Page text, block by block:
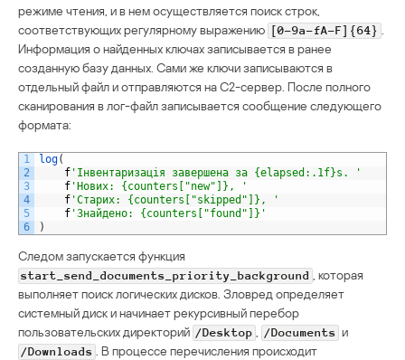
режиме чтения, и в нем осуществляется поиск строк,
соответствующих регулярному выражению
[0-9a-fA-F]{64}
Информация о найденных ключах записывается в ранее
созданную базу данных. Сами же ключи записываются в
отдельный файл и отправляются на C2-сервер. После полного
сканирования в лог-файл записывается сообщение следующего
формата:
1
2
3
4
5
6
log(
f 'Інвентаризація завершена за {elapsed:.1f}s. '
f 'Нових: {counters["new"]}, '
f 'Старих: {counters["skipped"]}, '
f 'Знайдено: {counters["found"]}'
)
Следом запускается функция
start_send_documents_priority_background
, которая
выполняет поиск логических дисков. Зловред определяет
системный диск и начинает рекурсивный перебор
пользовательских директорий /Desktop /Documents и
/Downloads
. В процессе перечисления происходит